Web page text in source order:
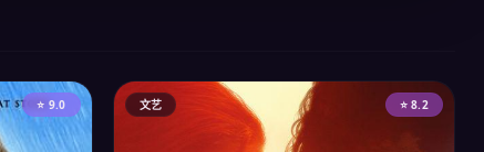
⭐ 9.0 文艺 ⭐ 8.2